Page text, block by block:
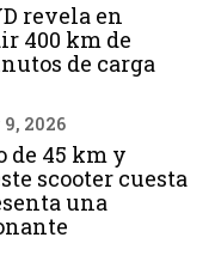
revela en
400 km de
de carga
2026
de 45 km y
scooter cuesta
una